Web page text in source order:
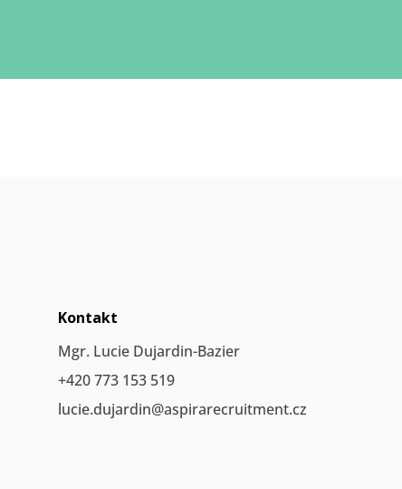
Kontakt
Mgr. Lucie Dujardin-Bazier
+420 773 153 519
lucie.dujardin@aspirarecruitment.cz